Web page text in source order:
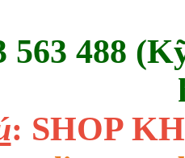
563 488
: SHOP